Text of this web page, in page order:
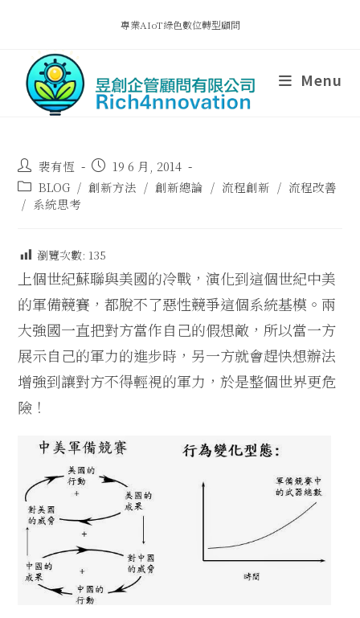
專業AIoT綠色數位轉型顧問
Menu
裴有恆
19 6 月, 2014
BLOG / 創新方法 / 創新總論 / 流程創新 / 流程改善
/ 系統思考
瀏覽次數: 135
上個世紀蘇聯與美國的冷戰，演化到這個世紀中美
的軍備競賽，都脫不了惡性競爭這個系統基模。兩
大強國一直把對方當作自己的假想敵，所以當一方
展示自己的軍力的進步時，另一方就會趕快想辦法
增強到讓對方不得輕視的軍力，於是整個世界更危
險！